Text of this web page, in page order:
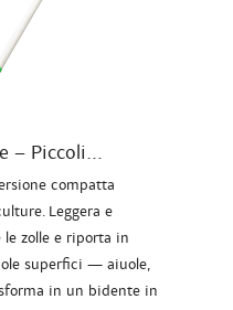
– Piccoli...
compatta
Leggera e
le zolle e riporta in
superfici — aiuole,
in un bidente in